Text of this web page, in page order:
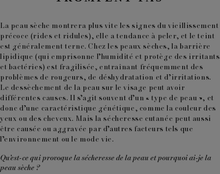
La peau sèche montrera plus vite les signes du vieillissement
précoce (rides et ridules), elle a tendance à peler, et le teint
est généralement terne. Chez les peaux sèches, la barrière
lipidique (qui emprisonne l’humidité et protège des irritants
et bactéries) est fragilisée, entraînant fréquemment des
problèmes de rougeurs, de déshydratation et d’irritations.
Le dessèchement de la peau sur le visage peut avoir
différentes causes. Il s’agit souvent d’un « type de peau », et
donc d’une caractéristique génétique, comme la couleur des
yeux ou des cheveux. Mais la sécheresse cutanée peut aussi
être causée ou aggravée par d’autres facteurs tels que
l’environnement ou le mode vie.
Qu’est-ce qui provoque la sécheresse de la peau et pourquoi ai-je la
peau sèche ?